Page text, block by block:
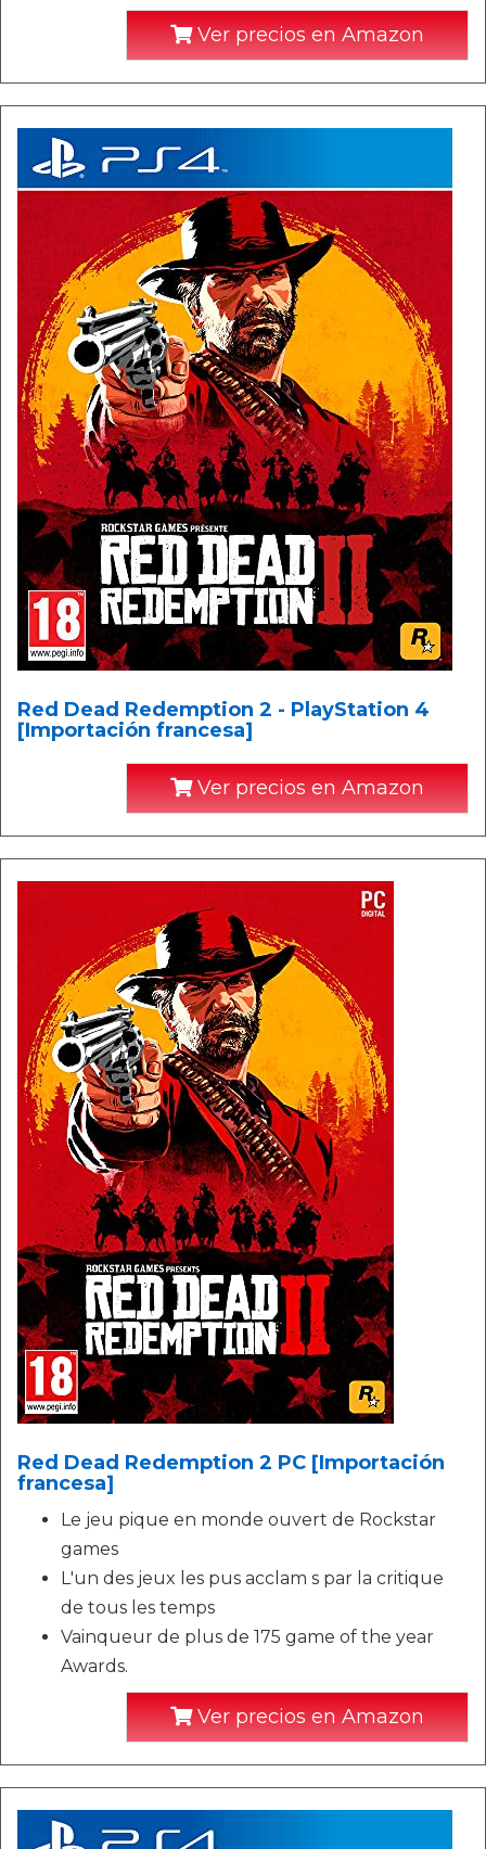
Ver precios en Amazon
Red Dead Redemption 2 - PlayStation 4
[Importación francesa]
Ver precios en Amazon
Red Dead Redemption 2 PC [Importación
francesa]
Le jeu pique en monde ouvert de Rockstar
games
L'un des jeux les pus acclam s par la critique
de tous les temps
Vainqueur de plus de 175 game of the year
Awards.
Ver precios en Amazon